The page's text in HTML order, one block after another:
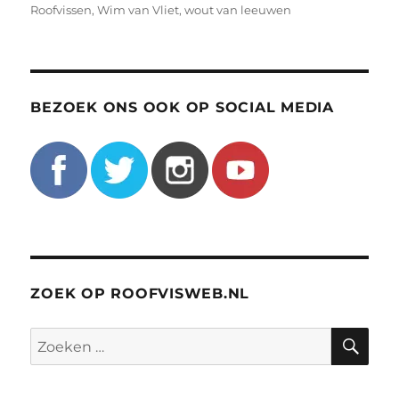
Roofvissen,Wim van Vliet,wout van leeuwen
BEZOEK ONS OOK OP SOCIAL MEDIA
ZOEK OP ROOFVISWEB.NL
Zoeken
naar: